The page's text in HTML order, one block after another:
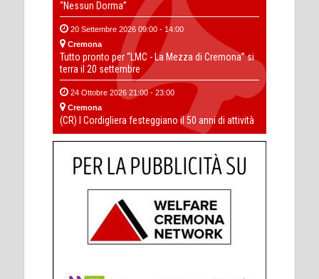
“Nessun Dorma”
20 Settembre 2026 09:00 - 14:00
Cremona
Tutto pronto per “LMC - La Mezza di Cremona” si
terra il 20 settembre
24 Ottobre 2026 21:00 - 23:00
Cremona
(CR) I Cordigliera festeggiano il 50 anni di attività